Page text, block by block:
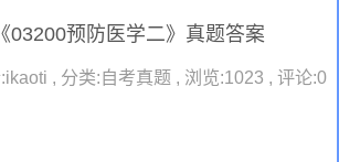
03200预防医学二》真题答案
, 分类:自考真题 , 浏览:1023 , 评论:0